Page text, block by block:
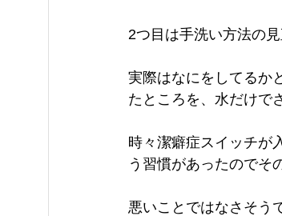
2つ目は手洗い方法の見
実際はなにをしてるか
たところを、水だけで
時々潔癖症スイッチが
う習慣があったのでそ
悪いことではなさそう